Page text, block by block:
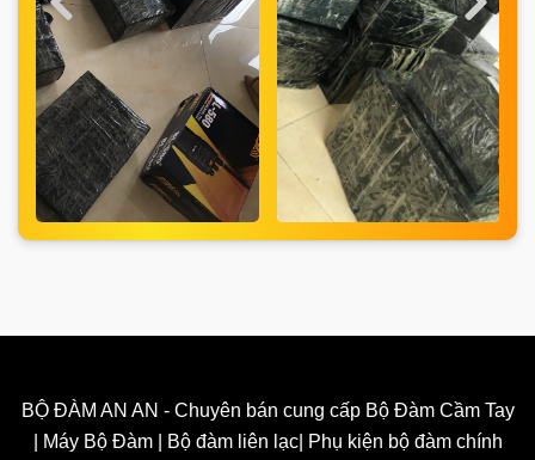
BỘ ĐÀM AN AN - Chuyên bán cung cấp Bộ Đàm Cầm Tay
| Máy Bộ Đàm | Bộ đàm liên lạc| Phụ kiện bộ đàm chính